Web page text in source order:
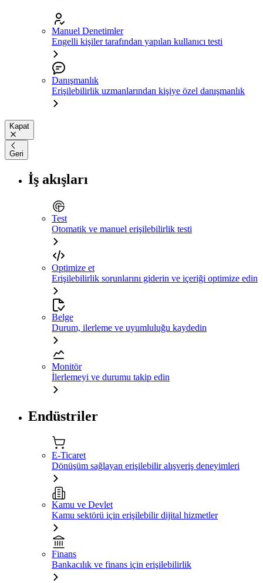
Manuel Denetimler
Engelli kişiler tarafından yapılan kullanıcı testi
Danışmanlık
Erişilebilirlik uzmanlarından kişiye özel danışmanlık
Kapat
Geri
İş akışları
Test
Otomatik ve manuel erişilebilirlik testi
Optimize et
Erişilebilirlik sorunlarını giderin ve içeriği optimize edin
Belge
Durum, ilerleme ve uyumluluğu kaydedin
Monitör
İlerlemeyi ve durumu takip edin
Endüstriler
E-Ticaret
Dönüşüm sağlayan erişilebilir alışveriş deneyimleri
Kamu ve Devlet
Kamu sektörü için erişilebilir dijital hizmetler
Finans
Bankacılık ve finans için erişilebilirlik